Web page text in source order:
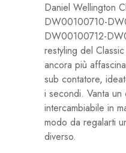
Daniel Wellington
DW00100710-
DW00100712-
restyling del
ancora più
sub contatore,
i secondi. Vanta un
intercambiabile in
modo da regalarti
diverso.